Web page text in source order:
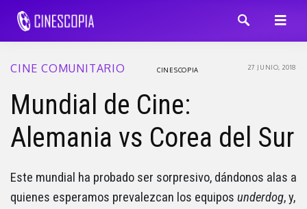
CINE COMUNITARIO 27 JUNIO, 2018
CINESCOPIA
Mundial de Cine:
Alemania vs Corea del Sur
Este mundial ha probado ser sorpresivo, dándonos alas a
quienes esperamos prevalezcan los equipos underdog, y,